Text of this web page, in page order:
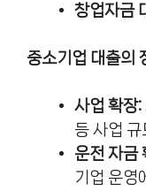
창업자금
중소기업 대출의
사업 확장:
등 사업 규
운전 자금
기업 운영